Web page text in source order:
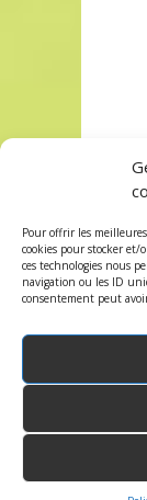
Pour offrir les
cookies pour stocker et/
ces technologies nous
navigation ou les ID
consentement peut